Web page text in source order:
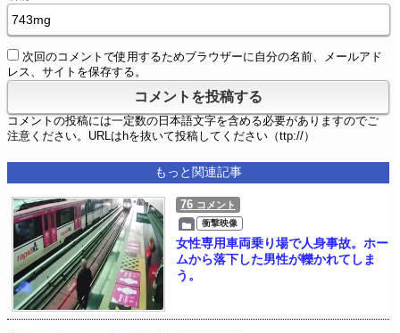
次回のコメントで使用するためブラウザーに自分の名前、メールアド
レス、サイトを保存する。
コメントの投稿には一定数の日本語文字を含める必要がありますのでご
注意ください。URLはhを抜いて投稿してください（ttp://）
もっと関連記事
76 コメント
衝撃映像
女性専用車両乗り場で人身事故。ホー
ムから落下した男性が轢かれてしま
う。